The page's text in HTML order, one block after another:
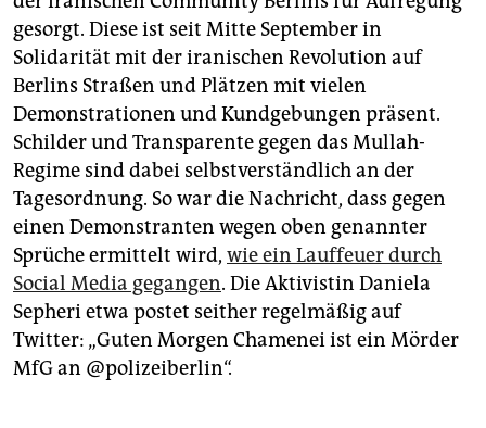
gesorgt. Diese ist seit Mitte September in
Solidarität mit der iranischen Revolution auf
Berlins Straßen und Plätzen mit vielen
Demonstrationen und Kundgebungen präsent.
Schilder und Transparente gegen das Mullah-
Regime sind dabei selbstverständlich an der
Tagesordnung. So war die Nachricht, dass gegen
einen Demonstranten wegen oben genannter
Sprüche ermittelt wird, wie ein Lauffeuer durch
Social Media gegangen. Die Aktivistin Daniela
Sepheri etwa postet seither regelmäßig auf
Twitter: „Guten Morgen Chamenei ist ein Mörder
MfG an @polizeiberlin“.